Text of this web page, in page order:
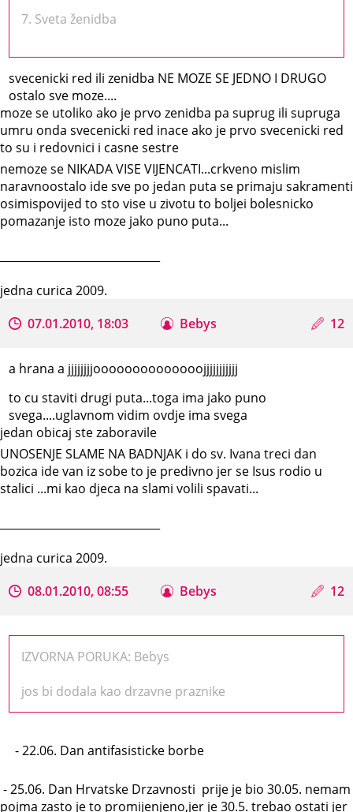
7. Sveta ženidba
svecenicki red ili zenidba NE MOZE SE JEDNO I DRUGO
ostalo sve moze....
moze se utoliko ako je prvo zenidba pa suprug ili supruga
umru onda svecenicki red inace ako je prvo svecenicki red
to su i redovnici i casne sestre
nemoze se NIKADA VISE VIJENCATI...crkveno mislim
naravnoostalo ide sve po jedan puta se primaju sakramenti
osimispovijed to sto vise u zivotu to boljei bolesnicko
pomazanje isto moze jako puno puta...
jedna curica 2009.
07.01.2010, 18:03
Bebys 12
a hrana a jjjjjjjjoooooooooooooojjjjjjjjjjj
to cu staviti drugi puta...toga ima jako puno
svega....uglavnom vidim ovdje ima svega
jedan obicaj ste zaboravile
UNOSENJE SLAME NA BADNJAK i do sv. Ivana treci dan
bozica ide van iz sobe to je predivno jer se Isus rodio u
stalici ...mi kao djeca na slami volili spavati...
jedna curica 2009.
08.01.2010, 08:55
Bebys 12
IZVORNA PORUKA: Bebys
jos bi dodala kao drzavne praznike
- 22.06. Dan antifasisticke borbe
- 25.06. Dan Hrvatske Drzavnosti prije je bio 30.05. nemam
pojma zasto je to promijenjeno,jer je 30.5. trebao ostati jer